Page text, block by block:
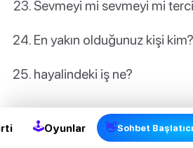
Sevmeyi mi sevmeyi mi
En yakın olduğunuz kişi kim?
hayalindeki iş ne?
Derin sorular
🕹Oyunlar 👋Sohbet